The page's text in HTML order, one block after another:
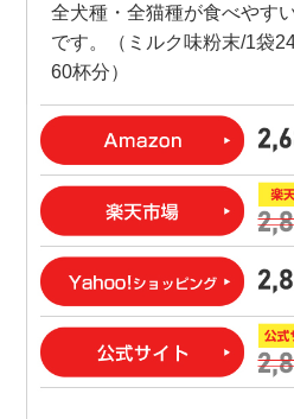
全犬種・全猫種が食べやす
です。（ミルク味粉末/1袋
60杯分）